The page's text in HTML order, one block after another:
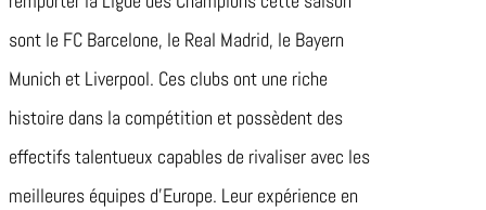
sont le FC Barcelone, le Real Madrid, le Bayern
Munich et Liverpool. Ces clubs ont une riche
histoire dans la compétition et possèdent des
effectifs talentueux capables de rivaliser avec les
meilleures équipes d’Europe. Leur expérience en